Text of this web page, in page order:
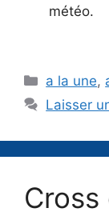
météo.
a la une,
Laisser